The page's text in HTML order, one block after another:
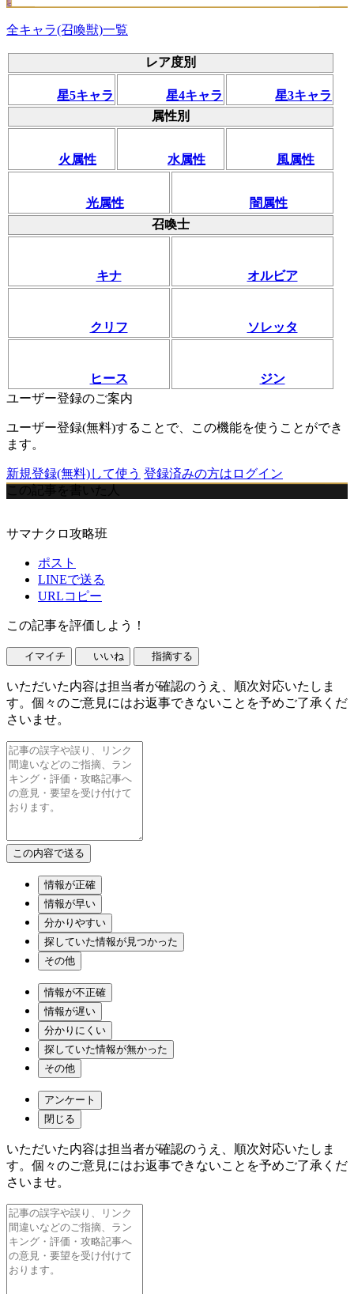
全キャラ(召喚獣)一覧
レア度別
星5キャラ 星4キャラ
星3キャラ
属性別
火属性 水属性 風属性
光属性
闇属性
召喚士
キナ オルビア
クリフ ソレッタ
ヒース
ジン
ユーザー登録のご案内
ユーザー登録(無料)することで、この機能を使うことができ
ます。
新規登録(無料)して使う 登録済みの方はログイン
この記事を書いた人
サマナクロ攻略班
ポスト
LINEで送る
URLコピー
この記事を評価しよう！
イマイチ いいね 指摘する
いただいた内容は担当者が確認のうえ、順次対応いたしま
す。個々のご意見にはお返事できないことを予めご了承くだ
さいませ。
情報が正確
情報が早い
分かりやすい
探していた情報が見つかった
その他
情報が不正確
情報が遅い
分かりにくい
探していた情報が無かった
その他
アンケート
閉じる
いただいた内容は担当者が確認のうえ、順次対応いたしま
す。個々のご意見にはお返事できないことを予めご了承くだ
さいませ。